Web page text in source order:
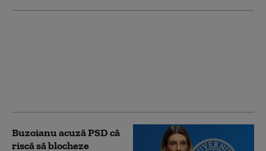
Buzoianu acuză PSD că
riscă să blocheze